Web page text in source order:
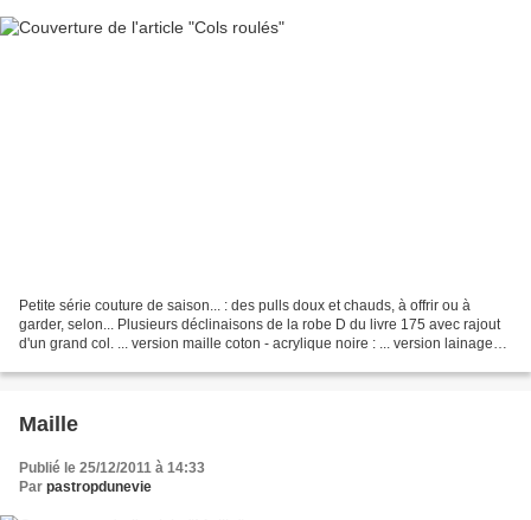
Petite série couture de saison... : des pulls doux et chauds, à offrir ou à
garder, selon... Plusieurs déclinaisons de la robe D du livre 175 avec rajout
d'un grand col. ... version maille coton - acrylique noire : ... version lainage
Maille
Publié le 25/12/2011 à 14:33
Par pastropdunevie